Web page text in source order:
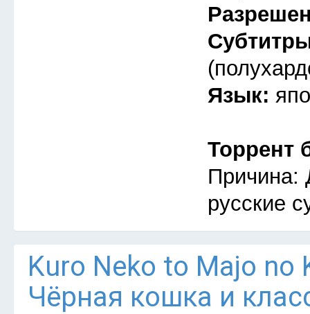
Язык:
Торрент
Причина:
русские
Kuro Neko to Majo no
Чёрная кошка и